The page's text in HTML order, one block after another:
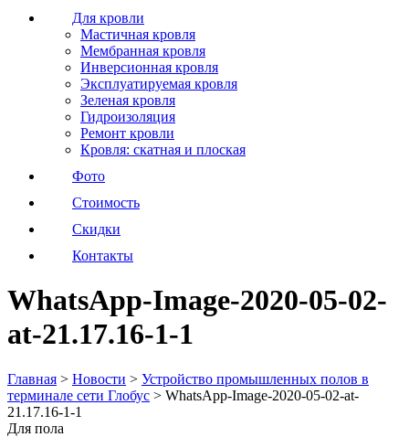
Для кровли
Мастичная кровля
Мембранная кровля
Инверсионная кровля
Эксплуатируемая кровля
Зеленая кровля
Гидроизоляция
Ремонт кровли
Кровля: скатная и плоская
Фото
Стоимость
Скидки
Контакты
WhatsApp-Image-2020-05-02-
at-21.17.16-1-1
Главная > Новости > Устройство промышленных полов в
терминале сети Глобус > WhatsApp-Image-2020-05-02-at-
21.17.16-1-1
Для пола